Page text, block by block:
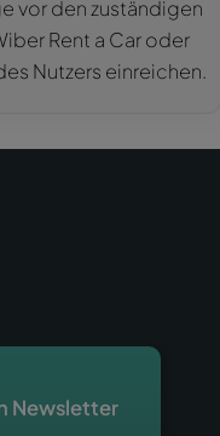
vor den zuständigen
Rent a Car oder
Nutzers einreichen.
Newsletter